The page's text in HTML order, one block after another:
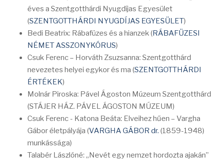
éves a Szentgotthárdi Nyugdíjas Egyesület
(SZENTGOTTHÁRDI NYUGDÍJAS EGYESÜLET)
Bedi Beatrix: Rábafüzes és a hianzek (RÁBAFÜZESI
NÉMET ASSZONYKÓRUS)
Csuk Ferenc – Horváth Zsuzsanna: Szentgotthárd
nevezetes helyei egykor és ma (SZENTGOTTHÁRDI
ÉRTÉKEK)
Molnár Piroska: Pável Ágoston Múzeum Szentgotthárd
(STÁJER HÁZ. PÁVEL ÁGOSTON MÚZEUM)
Csuk Ferenc - Katona Beáta: Elveihez hűen – Vargha
Gábor életpályája (VARGHA GÁBOR dr. (1859-1948)
munkássága)
Talabér Lászlóné: „Nevét egy nemzet hordozta ajakán”